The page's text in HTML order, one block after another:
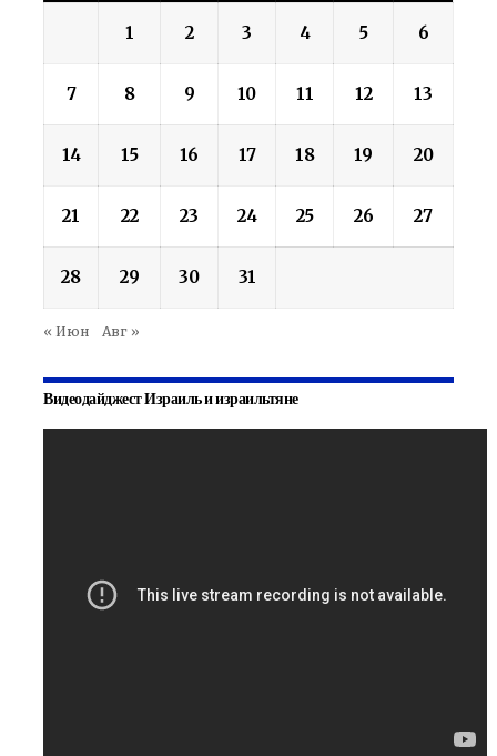
1 2 3 4 5 6
7 8 9 10 11 12 13
14 15 16 17 18 19 20
21 22 23 24 25 26 27
28 29 30 31
« Июн Авг »
Видеодайджест Израиль и израильтяне